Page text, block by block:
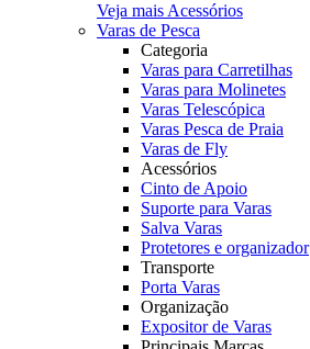
Veja mais Acessórios
Varas de Pesca
Categoria
Varas para Carretilhas
Varas para Molinetes
Varas Telescópica
Varas Pesca de Praia
Varas de Fly
Acessórios
Cinto de Apoio
Suporte para Varas
Salva Varas
Protetores e organizador
Transporte
Porta Varas
Organização
Expositor de Varas